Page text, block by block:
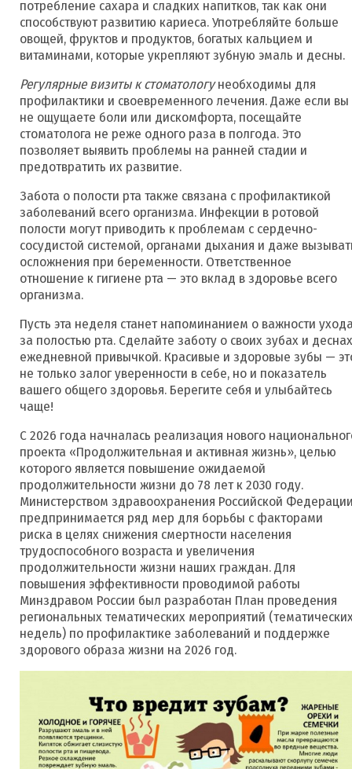
потребление сахара и сладких напитков, так как они
способствуют развитию кариеса. Употребляйте больше
овощей, фруктов и продуктов, богатых кальцием и
витаминами, которые укрепляют зубную эмаль и десны.
Регулярные визиты к стоматологунеобходимы для
профилактики и своевременного лечения. Даже если вы
не ощущаете боли или дискомфорта, посещайте
стоматолога не реже одного раза в полгода. Это
позволяет выявить проблемы на ранней стадии и
предотвратить их развитие.
Забота о полости рта также связана с профилактикой
заболеваний всего организма. Инфекции в ротовой
полости могут приводить к проблемам с сердечно-
сосудистой системой, органами дыхания и даже
осложнения при беременности. Ответственное
отношение к гигиене рта — это вклад в здоровье всего
организма.
Пусть эта неделя станет напоминанием о важности
за полостью рта. Сделайте заботу о своих зубах и деснах
ежедневной привычкой. Красивые и здоровые зубы —
не только залог уверенности в себе, но и показатель
вашего общего здоровья. Берегите себя и улыбайтесь
чаще!
С 2026 года начналась реализация нового
проекта «Продолжительная и активная жизнь», целью
которого является повышение ожидаемой
продолжительности жизни до 78 лет к 2030 году.
Министерством здравоохранения Российской
предпринимается ряд мер для борьбы с факторами
риска в целях снижения смертности населения
трудоспособного возраста и увеличения
продолжительности жизни наших граждан. Для
повышения эффективности проводимой работы
Минздравом России был разработан План проведения
региональных тематических мероприятий
недель) по профилактике заболеваний и поддержке
здорового образа жизни на 2026 год.